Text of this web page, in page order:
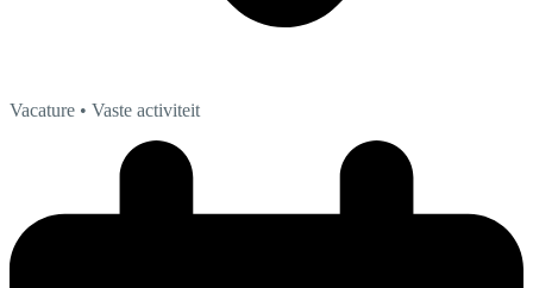
Vacature • Vaste activiteit